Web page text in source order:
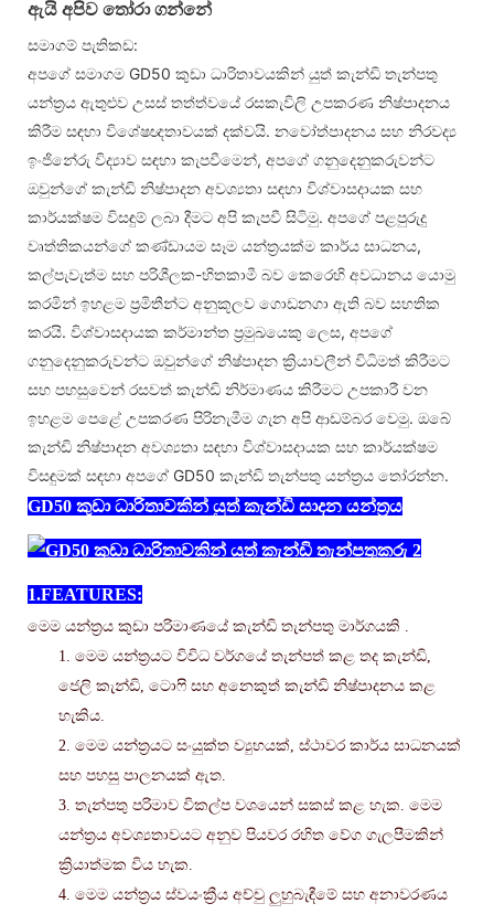
ඇයි අපිව තෝරා ගන්නේ
සමාගම් පැතිකඩ:
අපගේ සමාගම GD50 කුඩා ධාරිතාවයකින් යුත් කැන්ඩි තැන්පතු
යන්ත්‍රය ඇතුළුව උසස් තත්ත්වයේ රසකැවිලි උපකරණ නිෂ්පාදනය
කිරීම සඳහා විශේෂඥතාවයක් දක්වයි. නවෝත්පාදනය සහ නිරවද්‍ය
ඉංජිනේරු විද්‍යාව සඳහා කැපවීමෙන්, අපගේ ගනුදෙනුකරුවන්ට
ඔවුන්ගේ කැන්ඩි නිෂ්පාදන අවශ්‍යතා සඳහා විශ්වාසදායක සහ
කාර්යක්ෂම විසඳුම් ලබා දීමට අපි කැපවී සිටිමු. අපගේ පළපුරුදු
වෘත්තිකයන්ගේ කණ්ඩායම සෑම යන්ත්‍රයක්ම කාර්ය සාධනය,
කල්පැවැත්ම සහ පරිශීලක-හිතකාමී බව කෙරෙහි අවධානය යොමු
කරමින් ඉහළම ප්‍රමිතීන්ට අනුකූලව ගොඩනගා ඇති බව සහතික
කරයි. විශ්වාසදායක කර්මාන්ත ප්‍රමුඛයෙකු ලෙස, අපගේ
ගනුදෙනුකරුවන්ට ඔවුන්ගේ නිෂ්පාදන ක්‍රියාවලීන් විධිමත් කිරීමට
සහ පහසුවෙන් රසවත් කැන්ඩි නිර්මාණය කිරීමට උපකාරී වන
ඉහළම පෙළේ උපකරණ පිරිනැමීම ගැන අපි ආඩම්බර වෙමු. ඔබේ
කැන්ඩි නිෂ්පාදන අවශ්‍යතා සඳහා විශ්වාසදායක සහ කාර්යක්ෂම
විසඳුමක් සඳහා අපගේ GD50 කැන්ඩි තැන්පතු යන්ත්‍රය තෝරන්න.
GD50 කුඩා ධාරිතාවකින් යුත් කැන්ඩි සාදන යන්ත්‍රය
1.FEATURES:
මෙම යන්ත්‍රය කුඩා පරිමාණයේ කැන්ඩි තැන්පතු මාර්ගයකි
1. මෙම යන්ත්‍රයට විවිධ වර්ගයේ තැන්පත් කළ තද කැන්ඩි,
ජෙලි කැන්ඩි, ටොෆි සහ අනෙකුත් කැන්ඩි නිෂ්පාදනය කළ
හැකිය.
2. මෙම යන්ත්‍රයට සංයුක්ත ව්‍යුහයක්, ස්ථාවර කාර්ය සාධනයක්
සහ පහසු පාලනයක් ඇත.
3. තැන්පතු පරිමාව විකල්ප වශයෙන් සකස් කළ හැක. මෙම
යන්ත්‍රය අවශ්‍යතාවයට අනුව පියවර රහිත වේග ගැලපීමකින්
ක්‍රියාත්මක විය හැක.
4. මෙම යන්ත්‍රය ස්වයංක්‍රීය අච්චු ලුහුබැඳීමේ සහ අනාවරණය